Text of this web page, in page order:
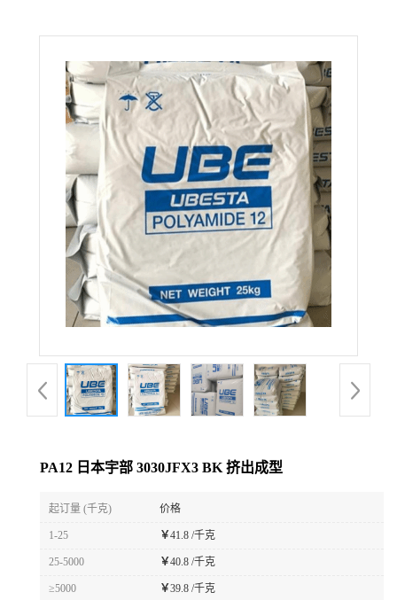
PA12 日本宇部 3030JFX3 BK 挤出成型
起订量 (千克) 价格
1-25 ￥41.8 /千克
25-5000 ￥40.8 /千克
≥5000 ￥39.8 /千克